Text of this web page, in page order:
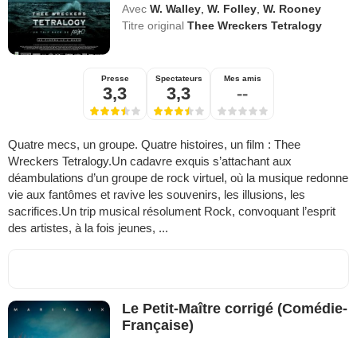
Avec W. Walley ,W. Folley ,W. Rooney
Titre originalThee Wreckers Tetralogy
Presse
3,3
Spectateurs
3,3
Mes amis
--
Quatre mecs, un groupe. Quatre histoires, un film : Thee
Wreckers Tetralogy.Un cadavre exquis s’attachant aux
déambulations d’un groupe de rock virtuel, où la musique redonne
vie aux fantômes et ravive les souvenirs, les illusions, les
sacrifices.Un trip musical résolument Rock, convoquant l’esprit
des artistes, à la fois jeunes, ...
Le Petit-Maître corrigé (Comédie-
Française)